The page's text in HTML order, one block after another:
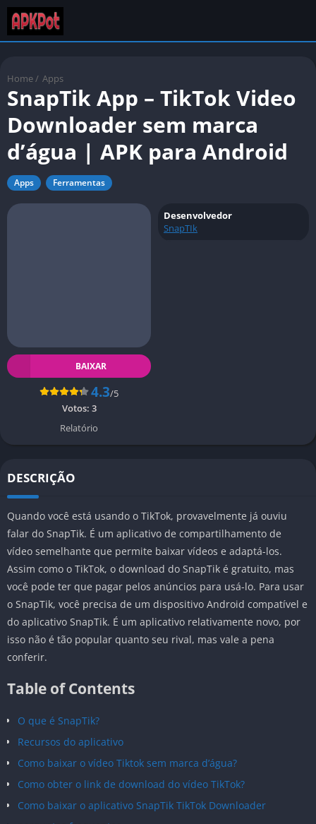
Home / Apps
SnapTik App – TikTok Video
Downloader sem marca
d’água | APK para Android
Apps Ferramentas
BAIXAR
4.3/5
Votos: 3
Relatório
Desenvolvedor
SnapTIk
DESCRIÇÃO
Quando você está usando o TikTok, provavelmente já ouviu
falar do SnapTik. É um aplicativo de compartilhamento de
vídeo semelhante que permite baixar vídeos e adaptá-los.
Assim como o TikTok, o download do SnapTik é gratuito, mas
você pode ter que pagar pelos anúncios para usá-lo. Para usar
o SnapTik, você precisa de um dispositivo Android compatível e
do aplicativo SnapTik. É um aplicativo relativamente novo, por
isso não é tão popular quanto seu rival, mas vale a pena
conferir.
Table of Contents
O que é SnapTik?
Recursos do aplicativo
Como baixar o vídeo Tiktok sem marca d’água?
Como obter o link de download do vídeo TikTok?
Como baixar o aplicativo SnapTik TikTok Downloader